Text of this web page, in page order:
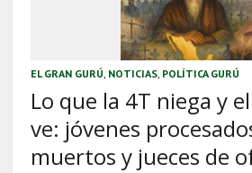
EL GRAN GURÚ, NOTICIAS, POLÍTICA GURÚ
Lo que la 4T niega y
ve: jóvenes
muertos y jueces de